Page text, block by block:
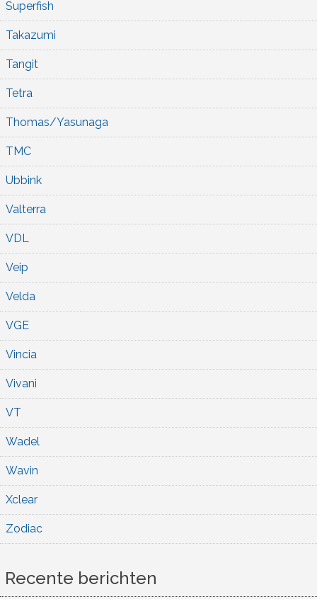
Superfish
Takazumi
Tangit
Tetra
Thomas/Yasunaga
TMC
Ubbink
Valterra
VDL
Veip
Velda
VGE
Vincia
Vivani
VT
Wadel
Wavin
Xclear
Zodiac
Recente berichten